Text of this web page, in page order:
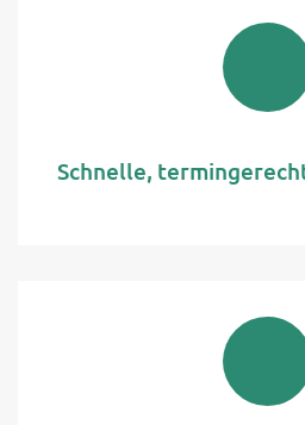
Schnelle,